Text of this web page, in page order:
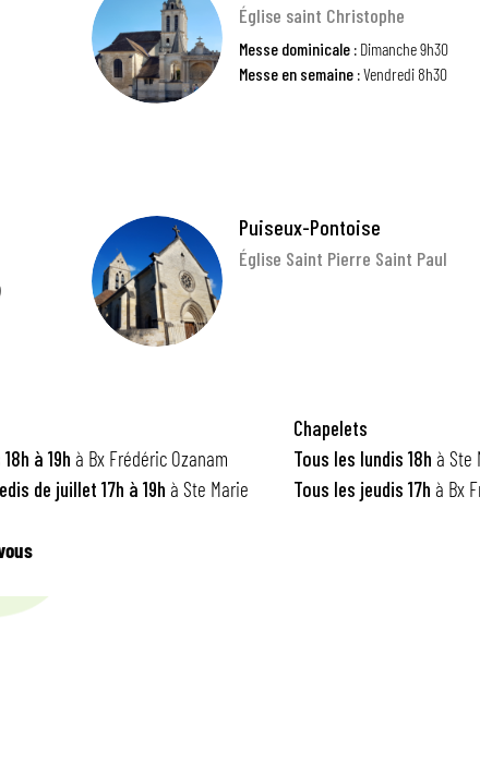
Église saint Christophe
Messe dominicale : Dimanche 9h30
Messe en semaine :Vendredi 8h30
Puiseux-Pontoise
Église Saint Pierre Saint Paul
18h à 19h à Bx Frédéric Ozanam
de juillet 17h à 19h à Ste Marie
Chapelets
Tous les lundis 18h à Ste
Tous les jeudis 17h à Bx